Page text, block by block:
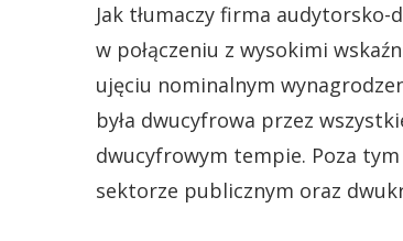
Jak tłumaczy firma
w połączeniu z wysokimi
ujęciu nominalnym
była dwucyfrowa przez
dwucyfrowym tempie. Poza
sektorze publicznym oraz